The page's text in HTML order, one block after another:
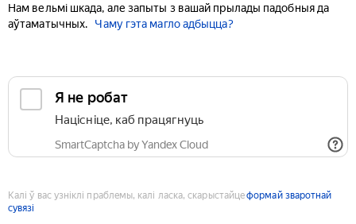
Нам вельмі шкада, але запыты з вашай прылады падобныя да
аўтаматычных.
Чаму гэта магло адбыцца?
Я не робат
Націсніце, каб працягнуць
SmartCaptcha by Yandex Cloud
Калі ў вас узніклі праблемы, калі ласка, скарыстайцеформай зваротнай
сувязі